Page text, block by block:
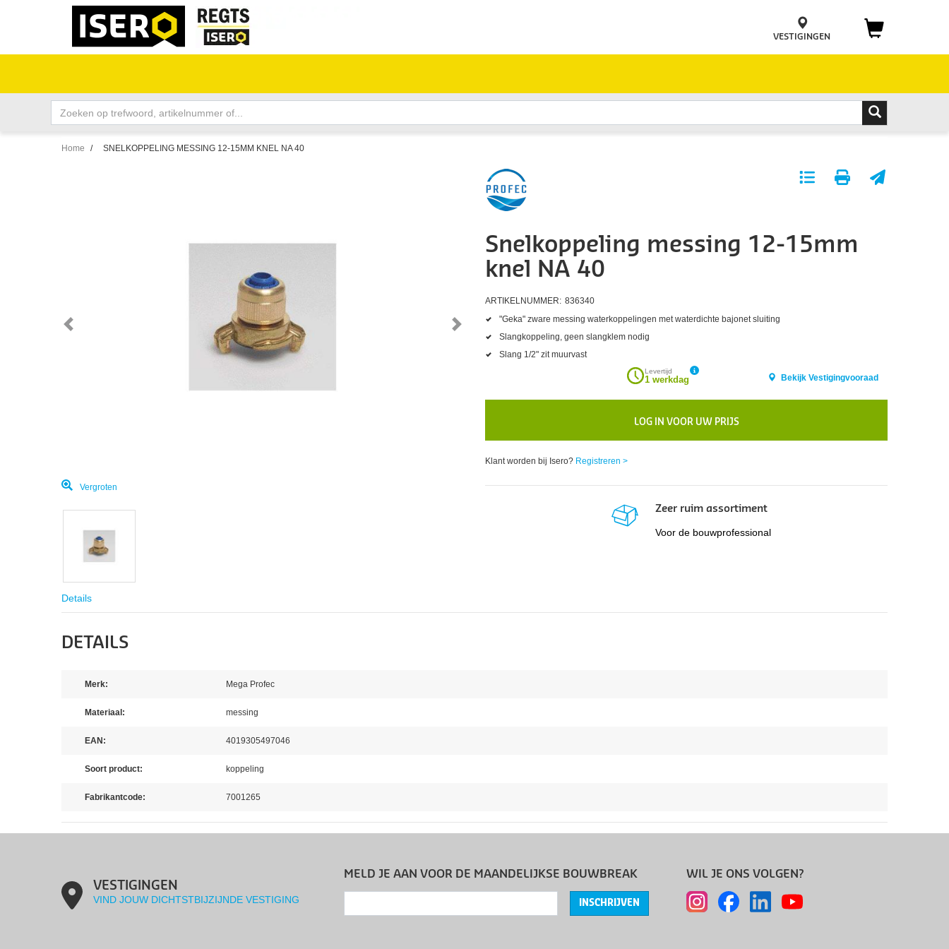
VESTIGINGEN
Home / SNELKOPPELING MESSING 12-15MM KNEL NA 40
Vergroten
Snelkoppeling messing 12-15mm
knel NA 40
ARTIKELNUMMER: 836340
"Geka" zware messing waterkoppelingen met waterdichte bajonet sluiting
Slangkoppeling, geen slangklem nodig
Slang 1/2" zit muurvast
Levertijd
1 werkdag Bekijk Vestigingvooraad
LOG IN VOOR UW PRIJS
Klant worden bij Isero? Registreren >
Zeer ruim assortiment
Voor de bouwprofessional
Details
DETAILS
Merk: Mega Profec
Materiaal: messing
EAN: 4019305497046
Soort product: koppeling
Fabrikantcode: 7001265
VESTIGINGEN
VIND JOUW DICHTSTBIJZIJNDE VESTIGING
MELD JE AAN VOOR DE MAANDELIJKSE BOUWBREAK
INSCHRIJVEN
WIL JE ONS VOLGEN?